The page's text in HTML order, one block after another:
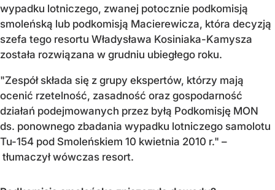
wypadku lotniczego, zwanej potocznie podkomisją
smoleńską lub podkomisją Macierewicza, która decyzją
szefa tego resortu Władysława Kosiniaka-Kamysza
została rozwiązana w grudniu ubiegłego roku.
"Zespół składa się z grupy ekspertów, którzy mają
ocenić rzetelność, zasadność oraz gospodarność
działań podejmowanych przez byłą Podkomisję MON
ds. ponownego zbadania wypadku lotniczego samolotu
Tu-154 pod Smoleńskiem 10 kwietnia 2010 r." –
tłumaczył wówczas resort.